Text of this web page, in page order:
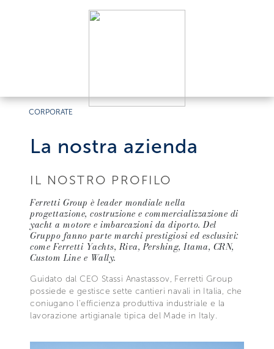
CORPORATE
La nostra azienda
IL NOSTRO PROFILO
Ferretti Group è leader mondiale nella
progettazione, costruzione e commercializzazione di
yacht a motore e imbarcazioni da diporto. Del
Gruppo fanno parte marchi prestigiosi ed esclusivi:
come Ferretti Yachts, Riva, Pershing, Itama, CRN,
Custom Line e Wally.
Guidato dal CEO Stassi Anastassov, Ferretti Group
possiede e gestisce sette cantieri navali in Italia, che
coniugano l'efficienza produttiva industriale e la
lavorazione artigianale tipica del Made in Italy.